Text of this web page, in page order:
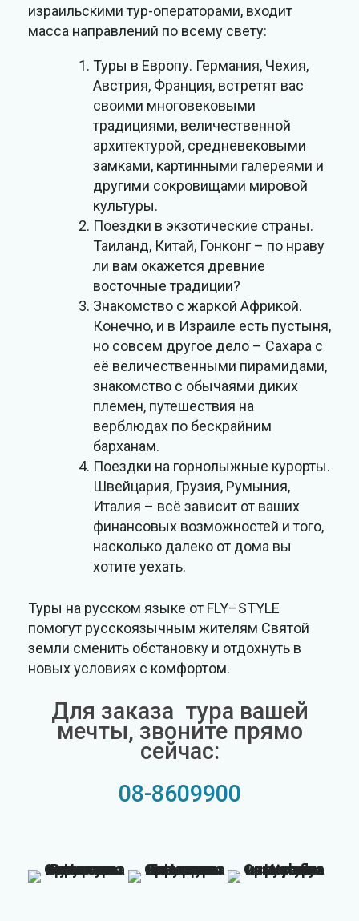
израильскими тур-операторами, входит
масса направлений по всему свету:
Туры в Европу. Германия, Чехия,
Австрия, Франция, встретят вас
своими многовековыми
традициями, величественной
архитектурой, средневековыми
замками, картинными галереями и
другими сокровищами мировой
культуры.
Поездки в экзотические страны.
Таиланд, Китай, Гонконг – по нраву
ли вам окажется древние
восточные традиции?
Знакомство с жаркой Африкой.
Конечно, и в Израиле есть пустыня,
но совсем другое дело – Сахара с
её величественными пирамидами,
знакомство с обычаями диких
племен, путешествия на
верблюдах по бескрайним
барханам.
Поездки на горнолыжные курорты.
Швейцария, Грузия, Румыния,
Италия – всё зависит от ваших
финансовых возможностей и того,
насколько далеко от дома вы
хотите уехать.
Туры на русском языке от FLY–STYLE
помогут русскоязычным жителям Святой
земли сменить обстановку и отдохнуть в
новых условиях с комфортом.
Для заказа тура вашей
мечты, звоните прямо
сейчас:
08-8609900